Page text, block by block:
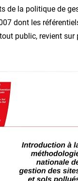
de la politique de
dont les
public, revient